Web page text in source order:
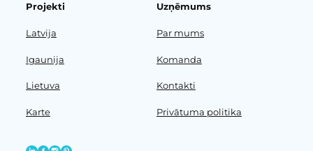
Projekti
Latvija
Igaunija
Lietuva
Karte
Uzņēmums
Par mums
Komanda
Kontakti
Privātuma politika